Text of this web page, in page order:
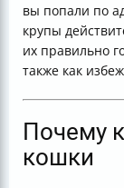
вы попали по
крупы
их правильно
также как
Почему
кошки